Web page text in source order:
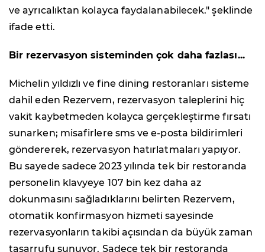
ve ayrıcalıktan kolayca faydalanabilecek." şeklinde
ifade etti.
Bir rezervasyon sisteminden çok daha fazlası...
Michelin yıldızlı ve fine dining restoranları sisteme
dahil eden Rezervem, rezervasyon taleplerini hiç
vakit kaybetmeden kolayca gerçekleştirme fırsatı
sunarken; misafirlere sms ve e-posta bildirimleri
göndererek, rezervasyon hatırlatmaları yapıyor.
Bu sayede sadece 2023 yılında tek bir restoranda
personelin klavyeye 107 bin kez daha az
dokunmasını sağladıklarını belirten Rezervem,
otomatik konfirmasyon hizmeti sayesinde
rezervasyonların takibi açısından da büyük zaman
tasarrufu sunuyor. Sadece tek bir restoranda